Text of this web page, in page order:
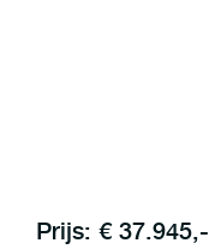
Prijs: € 37.945,-